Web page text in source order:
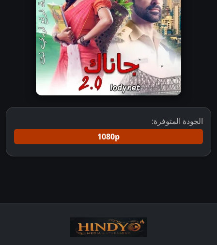
الجودة المتوفرة:
1080p